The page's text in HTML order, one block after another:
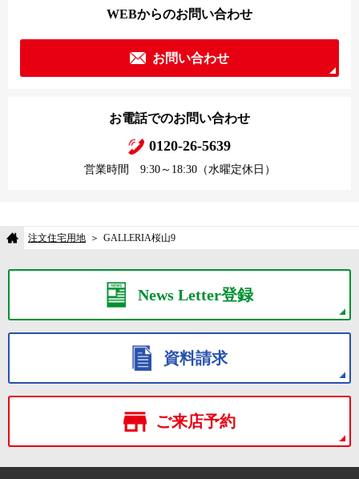
WEBからのお問い合わせ
お問い合わせ
お電話でのお問い合わせ
0120-26-5639
営業時間 9:30～18:30（水曜定休日）
注文住宅用地 GALLERIA桜山9
News Letter登録
資料請求
ご来店予約